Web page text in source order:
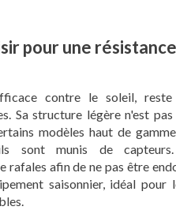
pour une
contre le soleil, reste
Sa structure légère n'est
modèles haut de
sont munis de
rafales afin de ne pas être
saisonnier, idéal pour